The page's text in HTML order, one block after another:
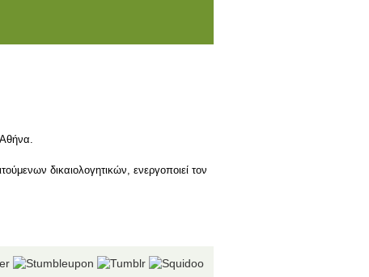
δικαιολογητικών, ενεργοποιεί τον